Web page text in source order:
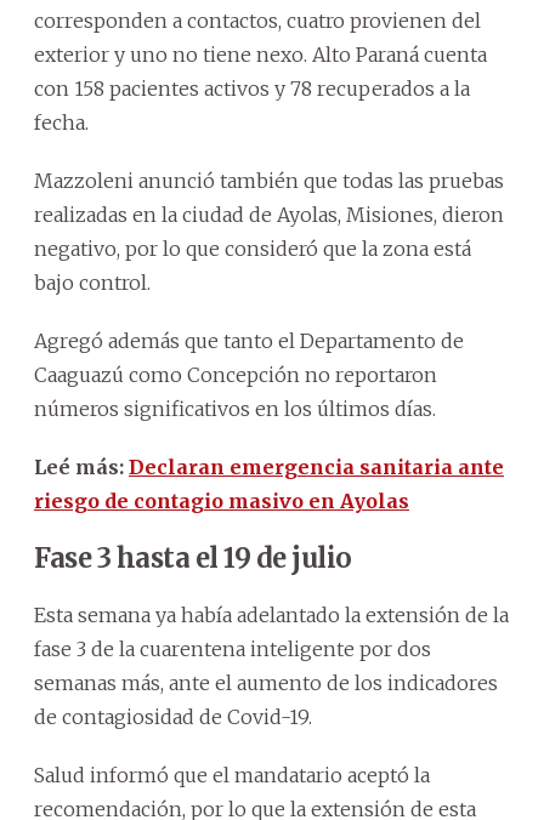
corresponden a contactos, cuatro provienen del
exterior y uno no tiene nexo. Alto Paraná cuenta
con 158 pacientes activos y 78 recuperados a la
fecha.
Mazzoleni anunció también que todas las pruebas
realizadas en la ciudad de Ayolas, Misiones, dieron
negativo, por lo que consideró que la zona está
bajo control.
Agregó además que tanto el Departamento de
Caaguazú como Concepción no reportaron
números significativos en los últimos días.
Leé más: Declaran emergencia sanitaria ante
riesgo de contagio masivo en Ayolas
Fase 3 hasta el 19 de julio
Esta semana ya había adelantado la extensión de la
fase 3 de la cuarentena inteligente por dos
semanas más, ante el aumento de los indicadores
de contagiosidad de Covid-19.
Salud informó que el mandatario aceptó la
recomendación, por lo que la extensión de esta